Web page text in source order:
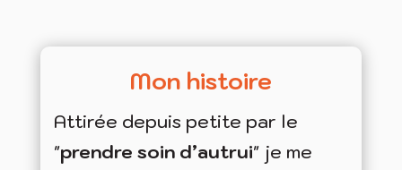
Mon histoire
Attirée depuis petite par le
"prendre soin d’autrui" je me